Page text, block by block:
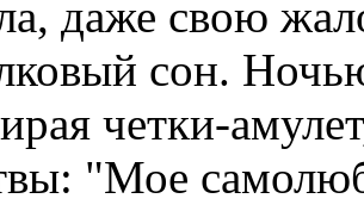
даже свою
сон.
четки-
"Мое